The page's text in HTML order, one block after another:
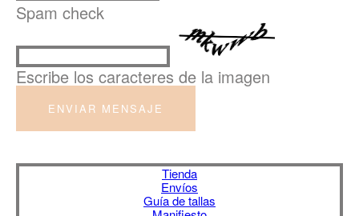
Spam check
Escribe los caracteres de la imagen
ENVIAR MENSAJE
Tienda
Envíos
Guía de tallas